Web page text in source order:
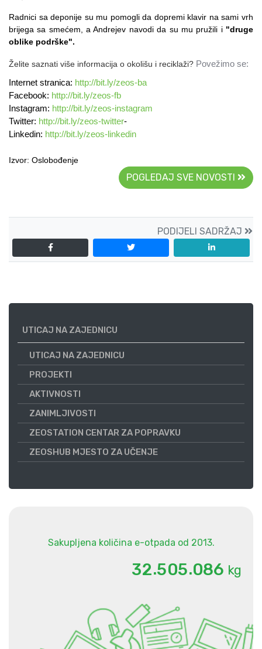
Radnici sa deponije su mu pomogli da dopremi klavir na sami vrh
brijega sa smećem, a Andrejev navodi da su mu pružili i "druge
oblike podrške".
Želite saznati više informacija o okolišu i reciklaži? Povežimo se:
Internet stranica: http://bit.ly/zeos-ba
Facebook: http://bit.ly/zeos-fb
Instagram: http://bit.ly/zeos-instagram
Twitter: http://bit.ly/zeos-twitter-
Linkedin: http://bit.ly/zeos-linkedin
Izvor: Oslobođenje
POGLEDAJ SVE NOVOSTI
PODIJELI SADRŽAJ
UTICAJ NA ZAJEDNICU
UTICAJ NA ZAJEDNICU
PROJEKTI
AKTIVNOSTI
ZANIMLJIVOSTI
ZEOSTATION CENTAR ZA POPRAVKU
ZEOSHUB MJESTO ZA UČENJE
Sakupljena količina e-otpada od 2013.
32.505.086 kg